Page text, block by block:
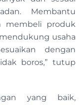
Membantu
membeli produk
usaha
dengan
boros,” tutup
yang baik,